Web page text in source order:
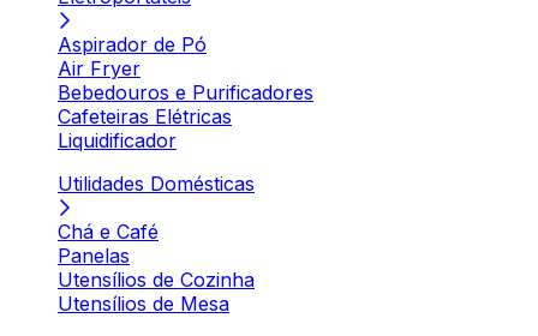
Aspirador de Pó
Air Fryer
Bebedouros e Purificadores
Cafeteiras Elétricas
Liquidificador
Utilidades Domésticas
Chá e Café
Panelas
Utensílios de Cozinha
Utensílios de Mesa